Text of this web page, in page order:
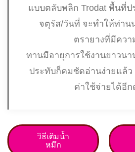
แบบตลับพลิก Trodat พื้นที่ปร
รัส/วันที่ จะทำให้ท่านนอกจากได้
ทน
ทานมีอายุการใช้งานยาวนานแล
คมชัดอ่านง่ายแล้ว ท่านยังประ
ด้วย
วิธีเติมน้ำ
หมึก